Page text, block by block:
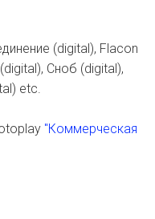
(digital), Flacon
Сноб (digital),
etc.
"Коммерческая